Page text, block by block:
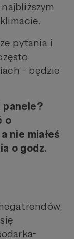
pytania i
- będzie
panele?
o
nie miałeś
o godz.